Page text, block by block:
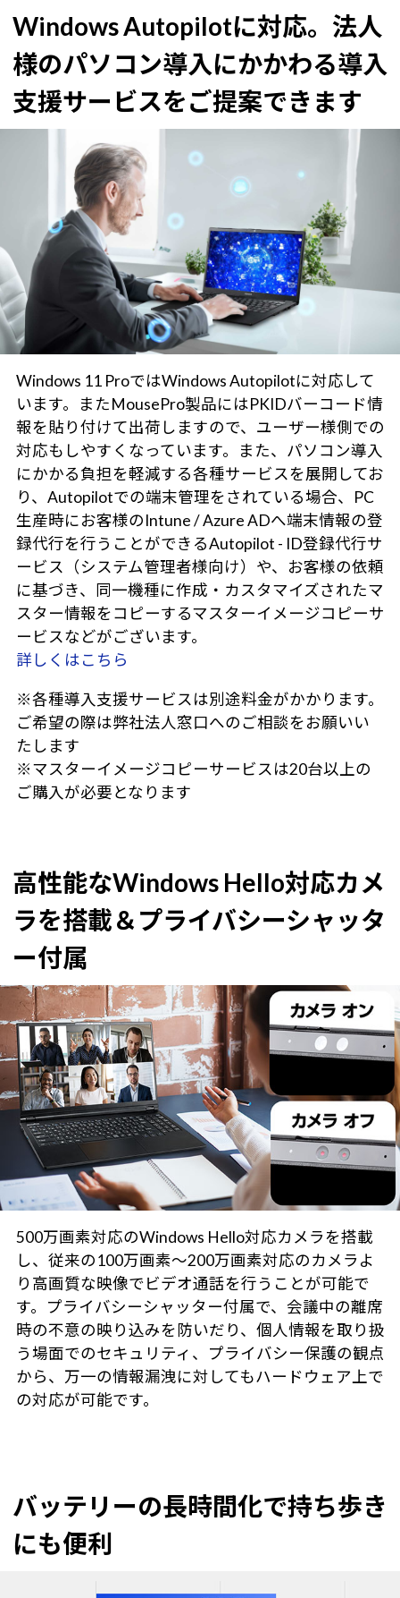
Windows Autopilotに対応。 法人
様のパソコン導入にかかわる導入
支援サービスをご提案できます
Windows 11 ProではWindows Autopilotに対応して
います。またMousePro製品にはPKIDバーコード情
報を貼り付けて出荷しますので、ユーザー様側での
対応もしやすくなっています。また、パソコン導入
にかかる負担を軽減する各種サービスを展開してお
り、Autopilotでの端末管理をされている場合、PC
生産時にお客様のIntune / Azure ADへ端末情報の登
録代行を行うことができるAutopilot - ID登録代行サ
ービス（システム管理者様向け）や、お客様の依頼
に基づき、同一機種に作成・カスタマイズされたマ
スター情報をコピーするマスターイメージコピーサ
ービスなどがございます。
詳しくはこちら
※各種導入支援サービスは別途料金がかかります。
ご希望の際は弊社法人窓口へのご相談をお願いい
たします
※マスターイメージコピーサービスは20台以上の
ご購入が必要となります
高性能なWindows Hello対応カメ
ラを搭載＆プライバシーシャッタ
ー付属
500万画素対応のWindows Hello対応カメラを搭載
し、従来の100万画素～200万画素対応のカメラよ
り高画質な映像でビデオ通話を行うことが可能で
す。プライバシーシャッター付属で、会議中の離席
時の不意の映り込みを防いだり、個人情報を取り扱
う場面でのセキュリティ、プライバシー保護の観点
から、万一の情報漏洩に対してもハードウェア上で
の対応が可能です。
バッテリーの長時間化で持ち歩き
にも便利